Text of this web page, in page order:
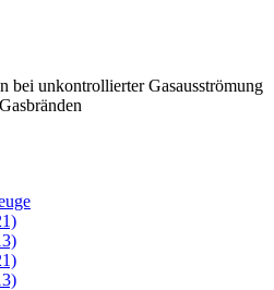
bei unkontrollierter Gasausströmung